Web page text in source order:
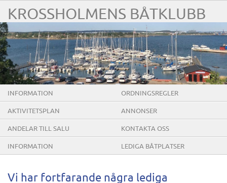
KROSSHOLMENS BÅTKLUBB
INFORMATION ORDNINGSREGLER
AKTIVITETSPLAN ANNONSER
ANDELAR TILL SALU KONTAKTA OSS
INFORMATION LEDIGA BÅTPLATSER
Vi har fortfarande några lediga